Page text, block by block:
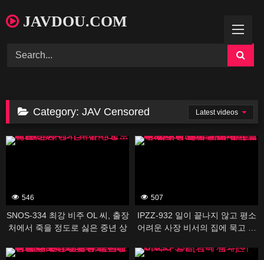
to
JAVDOU.COM
Category:JAV Censored Latest videos
388531
546
SNOS-334 최강 비주 OL 씨, 출장
처에서 죽을 정도로 싫은 중년 상
388503
507
IPZZ-932 일이 끝나지 않고 평소
어려운 사장 비서의 집에 묵고 …
포에서 느껴지는 평소와의 격차가
388533 388529